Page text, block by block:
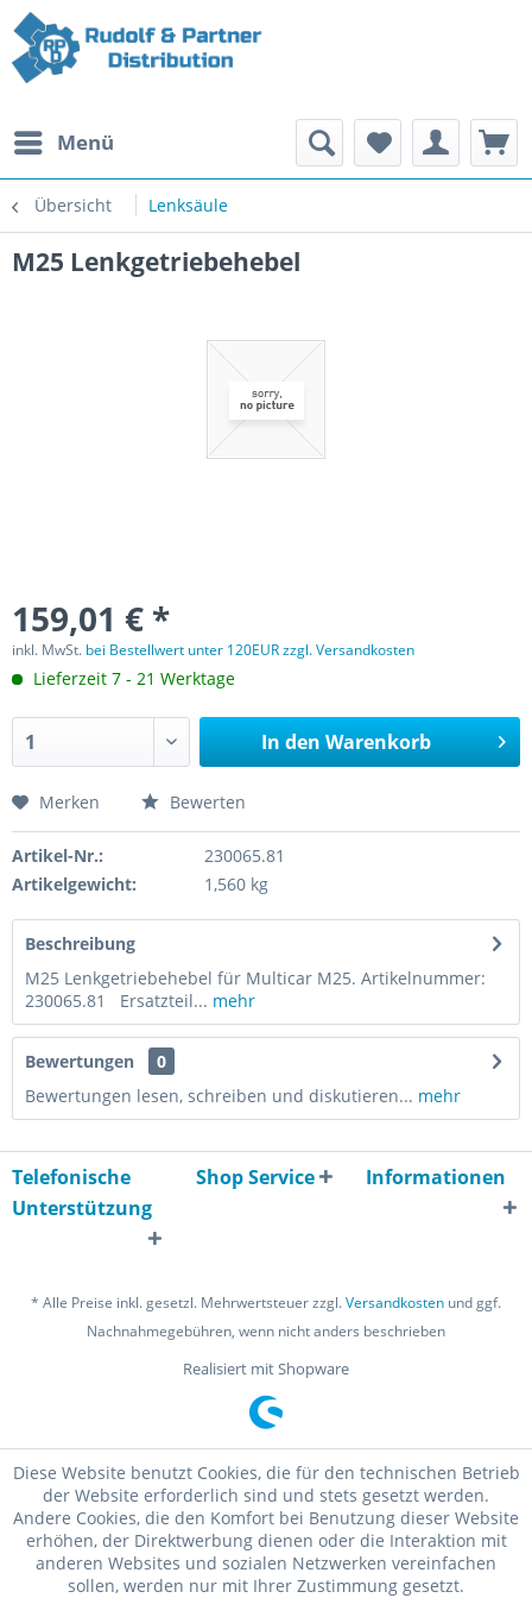
Menü
Übersicht Lenksäule
M25 Lenkgetriebehebel
159,01 € *
inkl. MwSt. bei Bestellwert unter 120EUR zzgl. Versandkosten
Lieferzeit 7 - 21 Werktage
In den Warenkorb
Merken Bewerten
Artikel-Nr.:
230065.81
Artikelgewicht:
1,560 kg
Beschreibung
M25 Lenkgetriebehebel für Multicar M25. Artikelnummer:
230065.81 Ersatzteil... mehr
Bewertungen
0
Bewertungen lesen, schreiben und diskutieren... mehr
Telefonische
Unterstützung
Shop Service Informationen
* Alle Preise inkl. gesetzl. Mehrwertsteuer zzgl.Versandkosten und ggf.
Nachnahmegebühren, wenn nicht anders beschrieben
Realisiert mit Shopware
Diese Website benutzt Cookies, die für den technischen Betrieb
der Website erforderlich sind und stets gesetzt werden.
Andere Cookies, die den Komfort bei Benutzung dieser Website
erhöhen, der Direktwerbung dienen oder die Interaktion mit
anderen Websites und sozialen Netzwerken vereinfachen
sollen, werden nur mit Ihrer Zustimmung gesetzt.